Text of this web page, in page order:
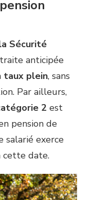
Sécurité
anticipée
taux plein, sans
Par ailleurs,
2 est
pension de
salarié exerce
cette date.